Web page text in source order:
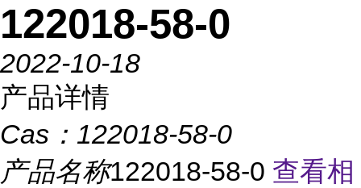
122018-58-0
2022-10-18
产品详情
Cas： 122018-58-0
产品名称122018-58-0 查看相